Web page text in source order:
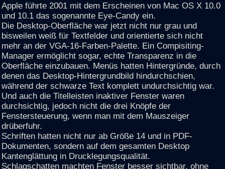
Apple führte 2001 mit dem Erscheinen von Mac OS X 10.0
und 10.1 das sogenannte Eye-Candy ein.
Die Desktop-Oberfläche war jetzt nicht nur grau und
bisweilen weiß für Textfelder und orientierte sich nicht
mehr an der VGA-16-Farben-Palette. Ein Compisiting-
Manager ermöglicht sogar, echte Transparenz in die
Oberfläche einzubauen. Menüs hatten Hintergründe, durch
denen das Desktop-Hintergrundbild hindurchschien,
während der schwarze Text komplett undurchsichtig war.
Und auch die Titelleisten inaktiver Fenster waren
durchsichtig, jedoch nicht die drei Knöpfe der
Fenstersteuerung, wenn man mit dem Mauszeiger
drüberfuhr.
Schriften hatten nicht nur ab Größe 14 und in PDF-
Dokumenten, sondern auf dem gesamten Desktop
Kantenglättung in Drucklegungsqualität.
Schlagschatten machten Fenster besser sichtbar, ohne